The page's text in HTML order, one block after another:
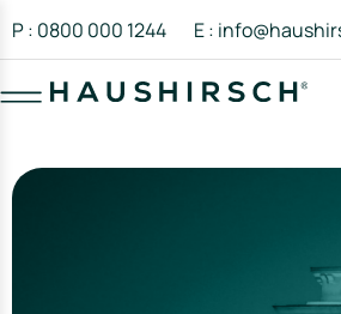
P : 0800 000 1244 E :